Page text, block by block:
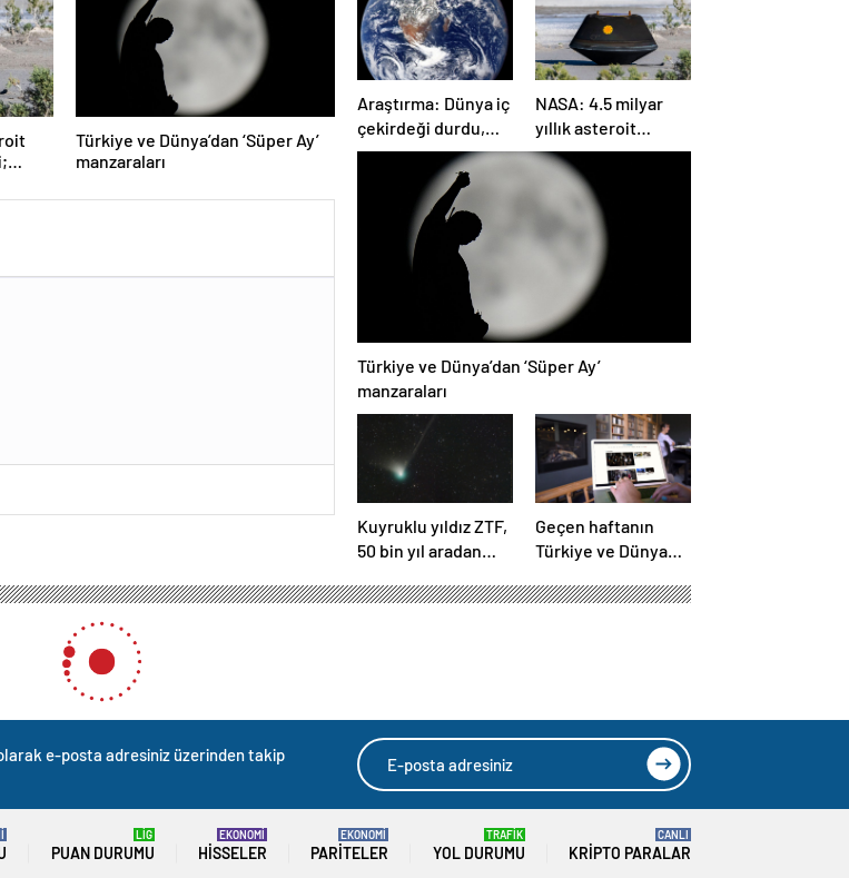
Türkiye ve Dünya’dan ‘Süper Ay’
manzaraları
Araştırma: Dünya iç
çekirdeği durdu,
ters yönde dönüyor
NASA: 4.5 milyar
yıllık asteroit
örnekleri Dünya’ya
getirildi; yaşamın
başlangıcına ışık
Türkiye ve Dünya’dan ‘Süper Ay’
manzaraları
Kuyruklu yıldız ZTF,
50 bin yıl aradan
kez çok yaklaşacak
Geçen haftanın
Türkiye ve Dünya
ettiniz mi?
e-posta adresiniz üzerinden takip
PUAN DURUMU
LİG
HISSELER
EKONOMİ
PARITELER
EKONOMİ
YOL DURUMU
TRAFİK
KRIPTO PARALAR
CANLI